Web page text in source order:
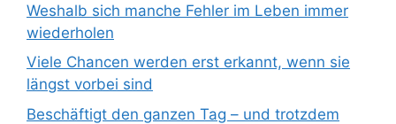
Weshalb sich manche Fehler im Leben immer
wiederholen
Viele Chancen werden erst erkannt, wenn sie
längst vorbei sind
Beschäftigt den ganzen Tag – und trotzdem